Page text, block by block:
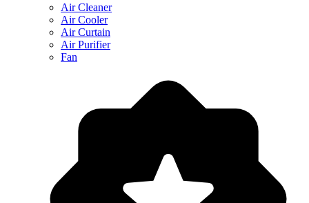
Air Cleaner
Air Cooler
Air Curtain
Air Purifier
Fan